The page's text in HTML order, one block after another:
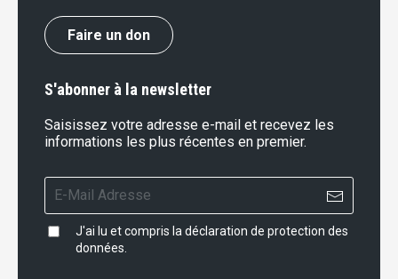
Faire un don
S'abonner à la newsletter
Saisissez votre adresse e-mail et recevez les
informations les plus récentes en premier.
J'ai lu et compris ladéclaration de protection des
données.